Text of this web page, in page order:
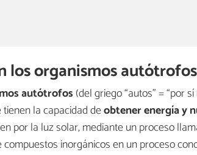
los organismos autótrofos
autótrofos(del griego “autos” = “por
la capacidad deobtener energía y
por la luz solar, mediante un proceso
inorgánicos en un proceso